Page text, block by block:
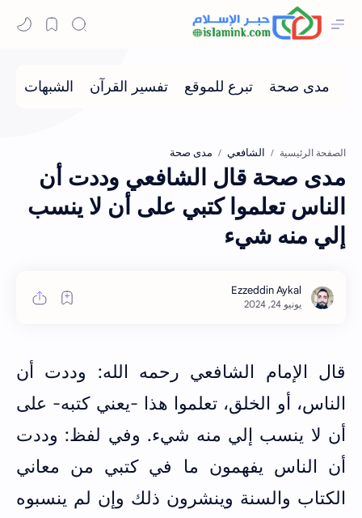
الصفحة الرئيسية الشافعي مدى صحة
مدى صحة قال الشافعي وددت أن
الناس تعلموا كتبي على أن لا ينسب
إلي منه شيء
قال الإمام الشافعي رحمه الله: وددت أن
الناس، أو الخلق، تعلموا هذا -يعني كتبه- على
أن لا ينسب إلي منه شيء. وفي لفظ: وددت
أن الناس يفهمون ما في كتبي من معاني
الكتاب والسنة وينشرون ذلك وإن لم ينسبوه